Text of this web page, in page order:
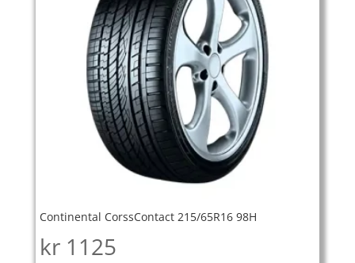
Continental CorssContact 215/65R16 98H
kr 1125